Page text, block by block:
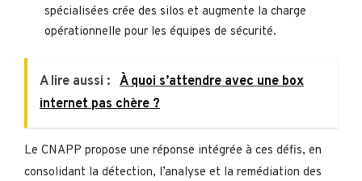
spécialisées crée des silos et augmente la charge
opérationnelle pour les équipes de sécurité.
A lire aussi : À quoi s’attendre avec une box
internet pas chère ?
Le CNAPP propose une réponse intégrée à ces défis, en
consolidant la détection, l’analyse et la remédiation des